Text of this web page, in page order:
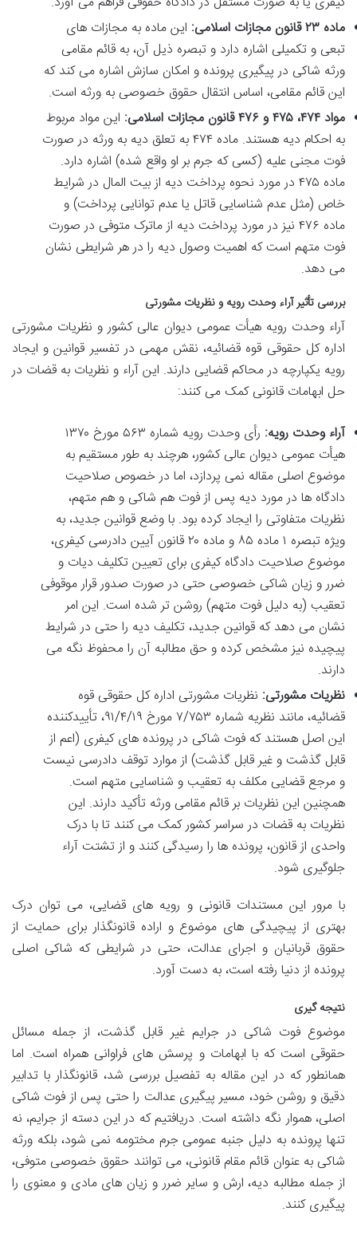
ماده ۲۳ قانون مجازات اسلامی:
این ماده به مجازات های
تبعی و تکمیلی اشاره دارد و تبصره ذیل آن، به قائم مقامی
ورثه شاکی در پیگیری پرونده و امکان سازش اشاره می کند که
این قائم مقامی، اساس انتقال حقوق خصوصی به ورثه است.
مواد ۴۷۴، ۴۷۵ و ۴۷۶ قانون مجازات اسلامی:
این مواد مربوط
به احکام دیه هستند. ماده ۴۷۴ به تعلق دیه به ورثه در صورت
فوت مجنی علیه (کسی که جرم بر او واقع شده) اشاره دارد.
ماده ۴۷۵ در مورد نحوه پرداخت دیه از بیت المال در شرایط
خاص (مثل عدم شناسایی قاتل یا عدم توانایی پرداخت) و
ماده ۴۷۶ نیز در مورد پرداخت دیه از ماترک متوفی در صورت
فوت متهم است که اهمیت وصول دیه را در هر شرایطی نشان
می دهد.
بررسی تأثیر آراء وحدت رویه و نظریات مشورتی
آراء وحدت رویه هیأت عمومی دیوان عالی کشور و نظریات مشورتی
اداره کل حقوقی قوه قضائیه، نقش مهمی در تفسیر قوانین و ایجاد
رویه یکپارچه در محاکم قضایی دارند. این آراء و نظریات به قضات در
حل ابهامات قانونی کمک می کنند:
آراء وحدت رویه:
رأی وحدت رویه شماره ۵۶۳ مورخ ۱۳۷۰
هیأت عمومی دیوان عالی کشور، هرچند به طور مستقیم به
موضوع اصلی مقاله نمی پردازد، اما در خصوص صلاحیت
دادگاه ها در مورد دیه پس از فوت هم شاکی و هم متهم،
نظریات متفاوتی را ایجاد کرده بود. با وضع قوانین جدید، به
ویژه تبصره ۱ ماده ۸۵ و ماده ۲۰ قانون آیین دادرسی کیفری،
موضوع صلاحیت دادگاه کیفری برای تعیین تکلیف دیات و
ضرر و زیان شاکی خصوصی حتی در صورت صدور قرار موقوفی
تعقیب (به دلیل فوت متهم) روشن تر شده است. این امر
نشان می دهد که قوانین جدید، تکلیف دیه را حتی در شرایط
پیچیده نیز مشخص کرده و حق مطالبه آن را محفوظ نگه می
دارند.
نظریات مشورتی: نظریات مشورتی اداره کل حقوقی قوه
قضائیه، مانند نظریه شماره ۷/۷۵۳ مورخ ۹۱/۴/۱۹، تأییدکننده
این اصل هستند که فوت شاکی در پرونده های کیفری (اعم از
قابل گذشت و غیر قابل گذشت) از موارد توقف دادرسی نیست
و مرجع قضایی مکلف به تعقیب و شناسایی متهم است.
همچنین این نظریات بر قائم مقامی ورثه تأکید دارند. این
نظریات به قضات در سراسر کشور کمک می کنند تا با درک
واحدی از قانون، پرونده ها را رسیدگی کنند و از تشتت آراء
جلوگیری شود.
با مرور این مستندات قانونی و رویه های قضایی، می توان درک
بهتری از پیچیدگی های موضوع و اراده قانونگذار برای حمایت از
حقوق قربانیان و اجرای عدالت، حتی در شرایطی که شاکی اصلی
پرونده از دنیا رفته است، به دست آورد.
نتیجه گیری
موضوع فوت شاکی در جرایم غیر قابل گذشت، از جمله مسائل
حقوقی است که با ابهامات و پرسش های فراوانی همراه است. اما
همانطور که در این مقاله به تفصیل بررسی شد، قانونگذار با تدابیر
دقیق و روشن خود، مسیر پیگیری عدالت را حتی پس از فوت شاکی
اصلی، هموار نگه داشته است. دریافتیم که در این دسته از جرایم، نه
تنها پرونده به دلیل جنبه عمومی جرم مختومه نمی شود، بلکه ورثه
شاکی به عنوان قائم مقام قانونی، می توانند حقوق خصوصی متوفی،
از جمله مطالبه دیه، ارش و سایر ضرر و زیان های مادی و معنوی را
پیگیری کنند.